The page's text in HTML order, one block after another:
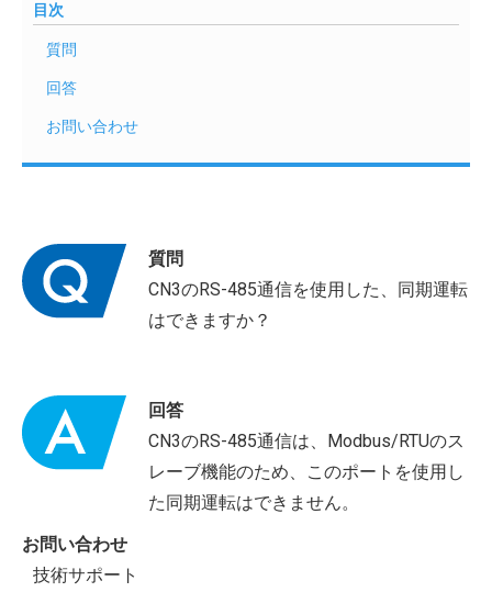
目次
質問
回答
お問い合わせ
質問
CN3のRS-485通信を使用した、同期運転
はできますか？
回答
CN3のRS-485通信は、Modbus/RTUのス
レーブ機能のため、このポートを使用し
た同期運転はできません。
お問い合わせ
技術サポート